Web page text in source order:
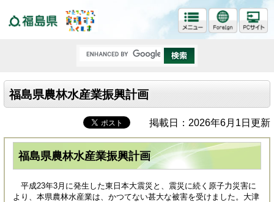
福島県農林水産業振興計画
掲載日：2026年6月1日更新
福島県農林水産業振興計画
平成23年3月に発生した東日本大震災と、震災に続く原子力災害に
より、本県農林水産業は、かつてない甚大な被害を受けました。大津